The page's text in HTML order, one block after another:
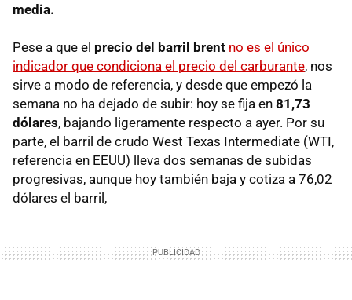
media.
Pese a que el precio del barril brent no es el único
indicador que condiciona el precio del carburante, nos
sirve a modo de referencia, y desde que empezó la
semana no ha dejado de subir: hoy se fija en 81,73
dólares, bajando ligeramente respecto a ayer. Por su
parte, el barril de crudo West Texas Intermediate (WTI,
referencia en EEUU) lleva dos semanas de subidas
progresivas, aunque hoy también baja y cotiza a 76,02
dólares el barril,